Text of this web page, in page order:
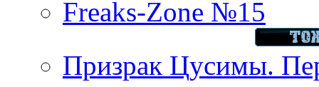
Freaks-Zone №15
Призрак Цусимы.